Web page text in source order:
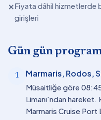
✕Fiyata dâhil hizmetlerde
girişleri
Gün gün
1 Marmaris, Rodos,
Müsaitliğe göre
Limanı'ndan hareket.
Marmaris Cruise